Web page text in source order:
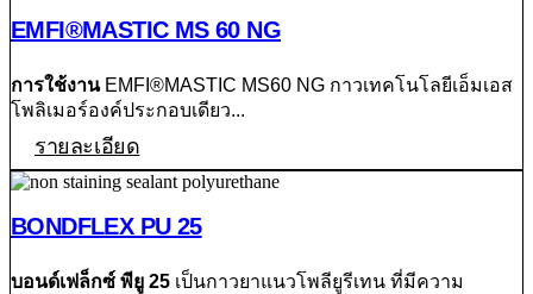
EMFI®MASTIC MS 60 NG
การใช้งานEMFI®MASTIC MS60 NG กาวเทคโนโลยีเอ็มเอส
โพลิเมอร์องค์ประกอบเดียว...
รายละเอียด
BONDFLEX PU 25
บอนด์เฟล็กซ์ พียู 25 เป็นกาวยาแนวโพลียูรีเทน ที่มีความ